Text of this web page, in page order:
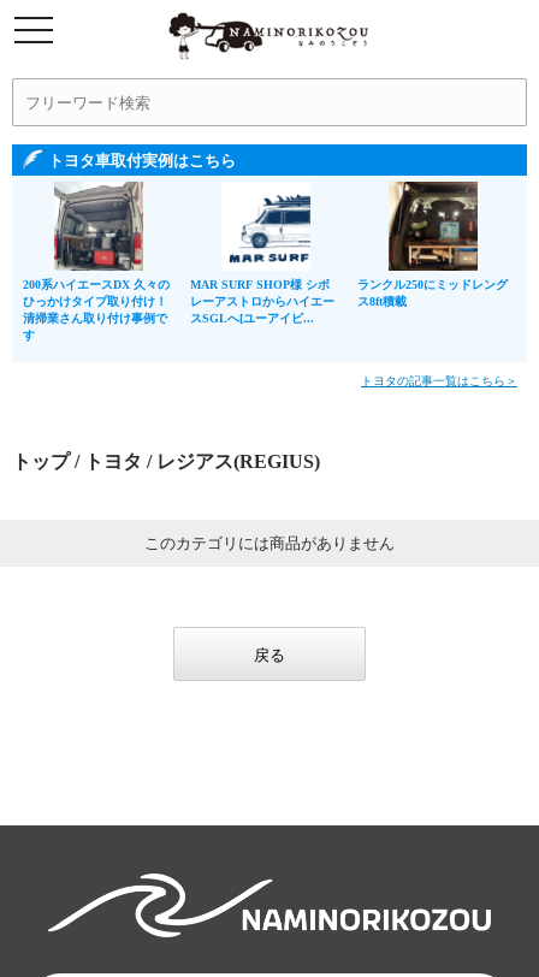
トヨタ車取付実例はこちら
200系ハイエースDX 久々の
ひっかけタイプ取り付け！
清掃業さん取り付け事例で
す
MAR SURF SHOP様 シボ
レーアストロからハイエー
スSGLへ[ユーアイビ...
ランクル250にミッドレング
ス8ft積載
トヨタの記事一覧はこちら＞
トップ/ トヨタ / レジアス(REGIUS)
このカテゴリには商品がありません
戻る